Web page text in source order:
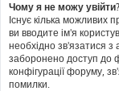
Чому я не можу увійти?
Існує кілька можливих
ви вводите ім'я
необхідно зв'язатися
заборонено доступ до
конфігурації форуму,
помилки.